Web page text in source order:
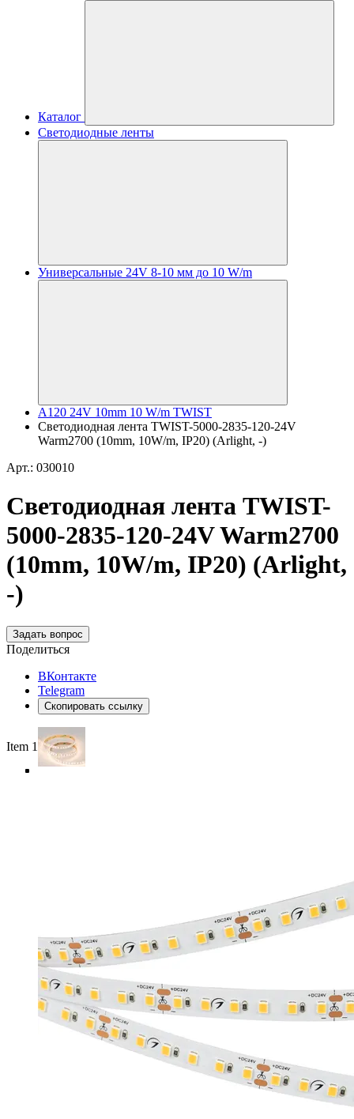
Каталог
Светодиодные ленты
Универсальные 24V 8-10 мм до 10 W/m
A120 24V 10mm 10 W/m TWIST
Светодиодная лента TWIST-5000-2835-120-24V
Warm2700 (10mm, 10W/m, IP20) (Arlight, -)
Арт.: 030010
Светодиодная лента TWIST-
5000-2835-120-24V Warm2700
(10mm, 10W/m, IP20) (Arlight,
-)
Задать вопрос
Поделиться
ВКонтакте
Telegram
Скопировать ссылку
Item 1 of 5